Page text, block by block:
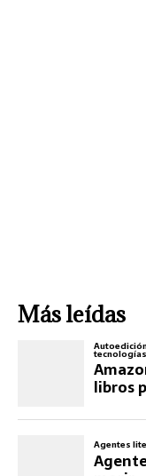
Más leídas